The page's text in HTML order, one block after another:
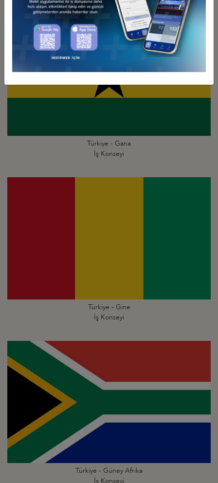
Türkiye - Gana
İş Konseyi
Türkiye - Gine
İş Konseyi
Türkiye - Güney Afrika
İş Konseyi